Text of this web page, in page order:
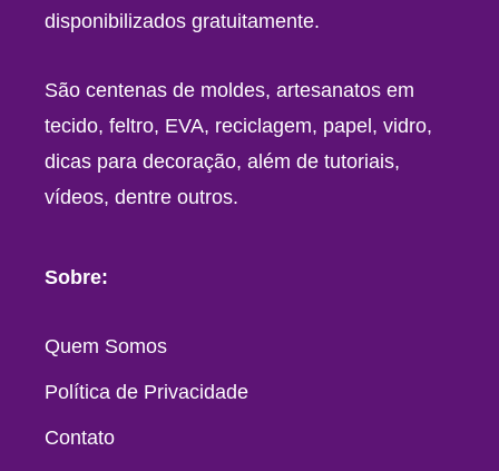
disponibilizados gratuitamente.
São centenas de moldes, artesanatos em
tecido, feltro, EVA, reciclagem, papel, vidro,
dicas para decoração, além de tutoriais,
vídeos, dentre outros.
Sobre:
Quem Somos
Política de Privacidade
Contato